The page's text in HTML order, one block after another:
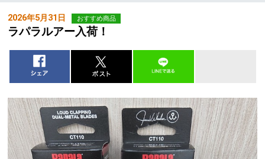
2026年5月31日 おすすめ商品
ラパラルアー入荷！